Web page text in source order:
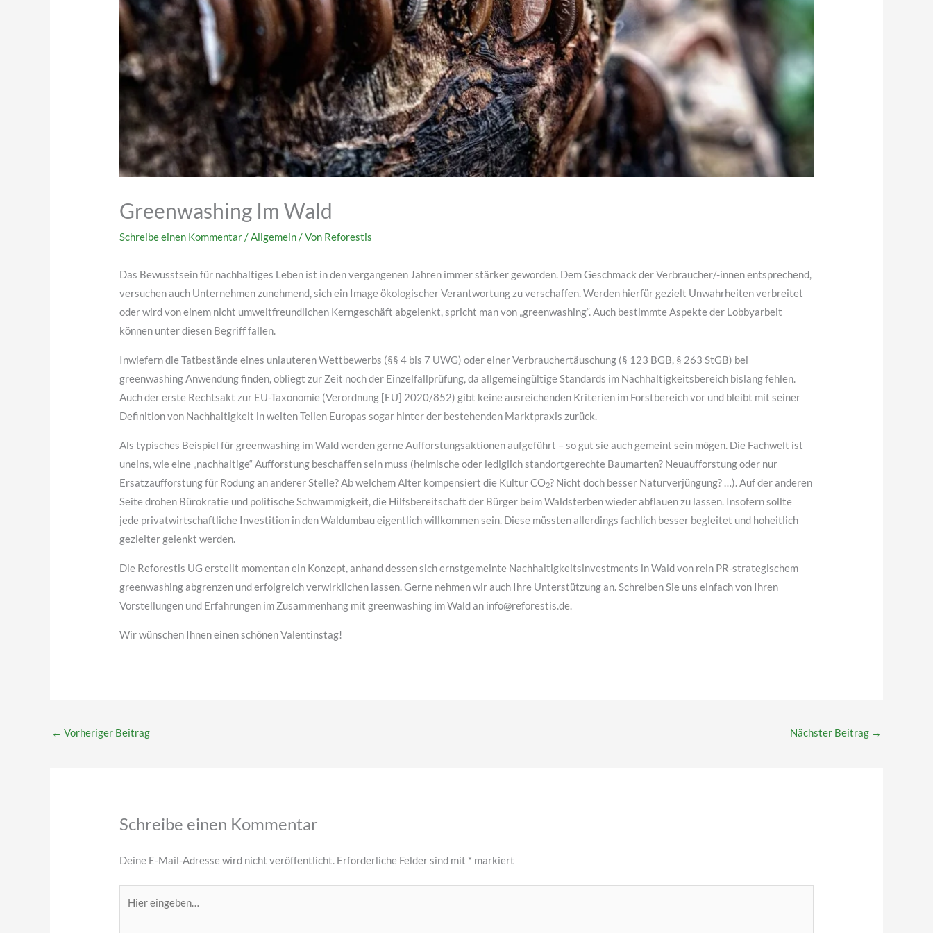
Greenwashing Im Wald
Schreibe einen Kommentar / Allgemein / Von Reforestis
Das Bewusstsein für nachhaltiges Leben ist in den vergangenen Jahren immer stärker geworden. Dem Geschmack der Verbraucher/-innen entsprechend,
versuchen auch Unternehmen zunehmend, sich ein Image ökologischer Verantwortung zu verschaffen. Werden hierfür gezielt Unwahrheiten verbreitet
oder wird von einem nicht umweltfreundlichen Kerngeschäft abgelenkt, spricht man von „greenwashing“. Auch bestimmte Aspekte der Lobbyarbeit
können unter diesen Begriff fallen.
Inwiefern die Tatbestände eines unlauteren Wettbewerbs (§§ 4 bis 7 UWG) oder einer Verbrauchertäuschung (§ 123 BGB, § 263 StGB) bei
greenwashing Anwendung finden, obliegt zur Zeit noch der Einzelfallprüfung, da allgemeingültige Standards im Nachhaltigkeitsbereich bislang fehlen.
Auch der erste Rechtsakt zur EU-Taxonomie (Verordnung [EU] 2020/852) gibt keine ausreichenden Kriterien im Forstbereich vor und bleibt mit seiner
Definition von Nachhaltigkeit in weiten Teilen Europas sogar hinter der bestehenden Marktpraxis zurück.
Als typisches Beispiel für greenwashing im Wald werden gerne Aufforstungsaktionen aufgeführt – so gut sie auch gemeint sein mögen. Die Fachwelt ist
uneins, wie eine „nachhaltige“ Aufforstung beschaffen sein muss (heimische oder lediglich standortgerechte Baumarten? Neuaufforstung oder nur
Ersatzaufforstung für Rodung an anderer Stelle? Ab welchem Alter kompensiert die Kultur CO2? Nicht doch besser Naturverjüngung? …). Auf der anderen
Seite drohen Bürokratie und politische Schwammigkeit, die Hilfsbereitschaft der Bürger beim Waldsterben wieder abflauen zu lassen. Insofern sollte
jede privatwirtschaftliche Investition in den Waldumbau eigentlich willkommen sein. Diese müssten allerdings fachlich besser begleitet und hoheitlich
gezielter gelenkt werden.
Die Reforestis UG erstellt momentan ein Konzept, anhand dessen sich ernstgemeinte Nachhaltigkeitsinvestments in Wald von rein PR-strategischem
greenwashing abgrenzen und erfolgreich verwirklichen lassen. Gerne nehmen wir auch Ihre Unterstützung an. Schreiben Sie uns einfach von Ihren
Vorstellungen und Erfahrungen im Zusammenhang mit greenwashing im Wald an info@reforestis.de.
Wir wünschen Ihnen einen schönen Valentinstag!
← Vorheriger Beitrag Nächster Beitrag →
Schreibe einen Kommentar
Deine E-Mail-Adresse wird nicht veröffentlicht. Erforderliche Felder sind mit * markiert
eingeben…